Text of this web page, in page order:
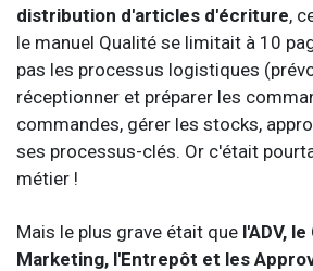
distribution d'articles d'écriture,
le manuel Qualité se limitait à 10
pas les processus logistiques
réceptionner et préparer les
commandes, gérer les stocks,
ses processus-clés. Or c'était
métier !
Mais le plus grave était que l'ADV,
Marketing, l'Entrepôt et les